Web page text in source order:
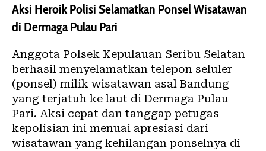
Aksi Heroik Polisi Selamatkan Ponsel Wisatawan
di Dermaga Pulau Pari
Anggota Polsek Kepulauan Seribu Selatan
berhasil menyelamatkan telepon seluler
(ponsel) milik wisatawan asal Bandung
yang terjatuh ke laut di Dermaga Pulau
Pari. Aksi cepat dan tanggap petugas
kepolisian ini menuai apresiasi dari
wisatawan yang kehilangan ponselnya di